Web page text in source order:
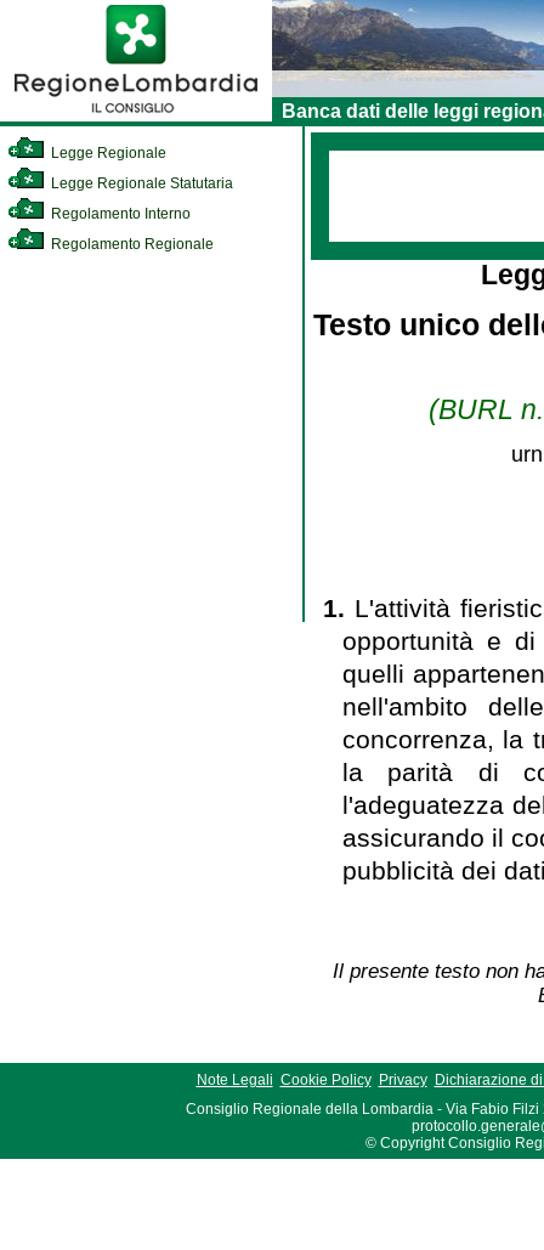
Banca dati delle leggi
Legge Regionale
Legge Regionale Statutaria
Regolamento Interno
Regolamento Regionale
Testo unico
(BURL
1. L'attività
opportunità e
quelli
nell'ambito
concorrenza, la
la parità di
l'adeguatezza
assicurando il
pubblicità dei
Il presente testo non
Note Legali Cookie Policy Privacy
Dichiarazione
Consiglio Regionale della Lombardia - Via Fabio Filzi
© Copyright Consiglio